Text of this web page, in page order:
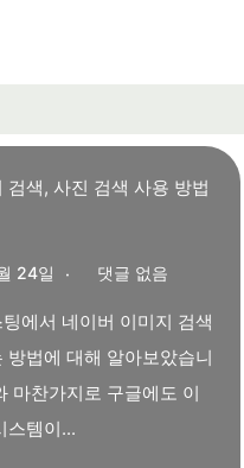
검색, 사진 검색 사용 방법
24일 댓글 없음
에서 네이버 이미지 검색
방법에 대해 알아보았습니
마찬가지로 구글에도 이
스템이...